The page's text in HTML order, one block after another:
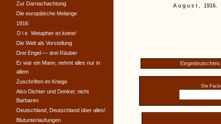
August, 1916.
Eingedeutschtes
Die
Zur Darnachachtung
Die europäische Melange
1916
Die Metapher ist keine!
Die Welt als Vorstellung
Drei Engel — drei Räuber
Er war ein Mann, nehmt alles nur in
allem
Zuschriften im Kriege
Also Dichter und Denker, nicht
Barbaren
Deutschland, Deutschland über alles!
Blutunterlaufungen